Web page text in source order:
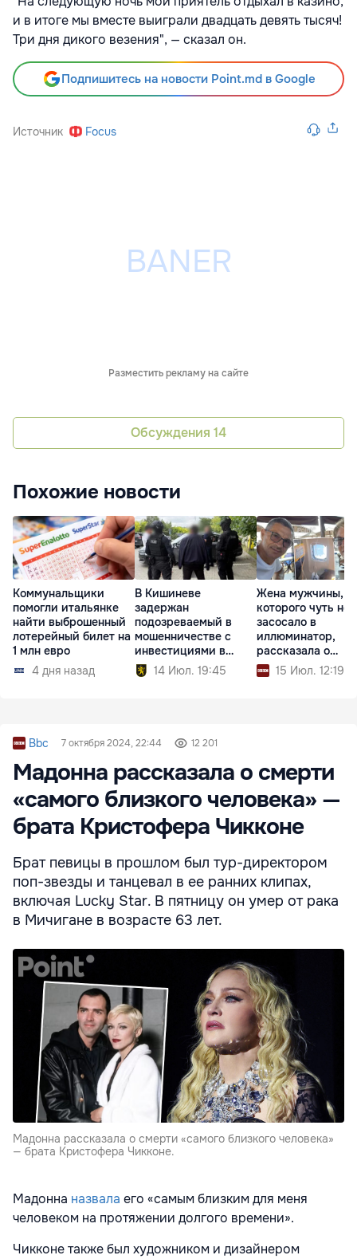
и в итоге мы вместе выиграли двадцать девять тысяч!
Три дня дикого везения", — сказал он.
Подпишитесь на новости Point.md в Google
Источник Focus
Разместить рекламу на сайте
Обсуждения 14
Похожие новости
Коммунальщики
помогли итальянке
найти выброшенный
лотерейный билет на
1 млн евро
4 дня назад
В Кишиневе
задержан
подозреваемый в
мошенничестве с
инвестициями в
недвижимость
14 Июл. 19:45
Жена мужчины,
которого чуть не
засосало в
иллюминатор,
рассказала о
пережитом
15 Июл. 12:19
Bbc 7 октября 2024, 22:44 12 201
Мадонна рассказала о смерти
«самого близкого человека» —
брата Кристофера Чикконе
Брат певицы в прошлом был тур-директором
поп-звезды и танцевал в ее ранних клипах,
включая Lucky Star. В пятницу он умер от рака
в Мичигане в возрасте 63 лет.
Мадонна рассказала о смерти «самого близкого человека»
— брата Кристофера Чикконе.
Мадонна назвала его «самым близким для меня
человеком на протяжении долгого времени».
Чикконе также был художником и дизайнером